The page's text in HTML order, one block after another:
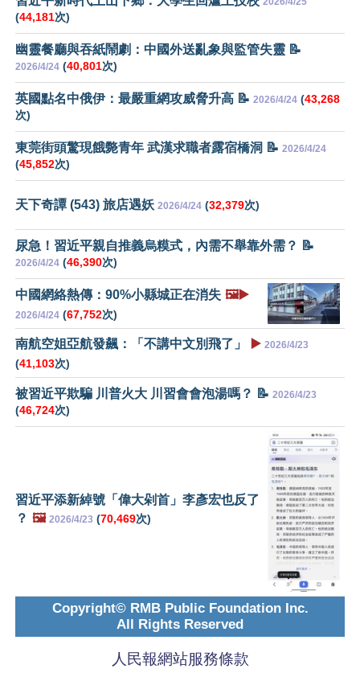
(44,181次)
幽靈餐廳與吞紙鬧劇：中國外送亂象與監管失靈 📝
2026/4/24 (40,801次)
英國點名中俄伊：最嚴重網攻威脅升高 📝 2026/4/24 (43,268
次)
東莞街頭驚現餓斃青年 武漢求職者露宿橋洞 📝 2026/4/24
(45,852次)
天下奇譚 (543) 旅店遇妖 2026/4/24 (32,379次)
尿急！習近平親自推義烏糢式，內需不舉靠外需？ 📝
2026/4/24 (46,390次)
中國網絡熱傳：90%小縣城正在消失 🖼️▶️
2026/4/24 (67,752次)
南航空姐亞航發飆：「不講中文別飛了」 ▶️ 2026/4/23
(41,103次)
被習近平欺騙 川普火大 川習會會泡湯嗎？ 📝 2026/4/23
(46,724次)
習近平添新綽號「偉大剁首」李彥宏也反了
？ 🖼️ 2026/4/23 (70,469次)
Copyright© RMB Public Foundation Inc.
All Rights Reserved
人民報網站服務條款